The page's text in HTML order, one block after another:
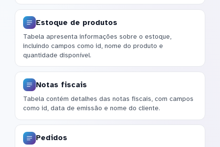
Estoque de produtos
Tabela apresenta informações sobre o estoque,
incluindo campos como id, nome do produto e
quantidade disponível.
Notas fiscais
Tabela contém detalhes das notas fiscais, com campos
como id, data de emissão e nome do cliente.
Pedidos